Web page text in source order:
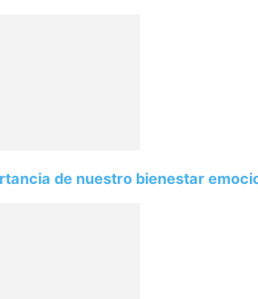
de nuestro bienestar